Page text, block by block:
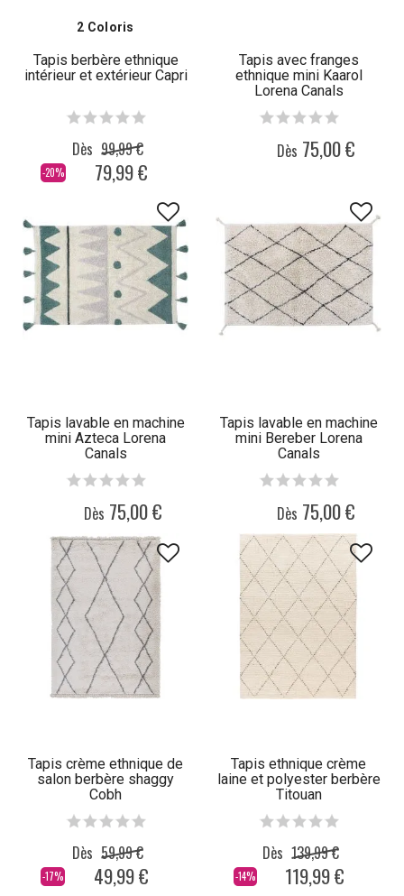
2 Coloris
Tapis berbère ethnique
intérieur et extérieur Capri
-20%
Dès 99,99 €
79,99 €
Tapis avec franges
ethnique mini Kaarol
Lorena Canals
Dès 75,00 €
Tapis lavable en machine
mini Azteca Lorena
Canals
Dès 75,00 €
Tapis lavable en machine
mini Bereber Lorena
Canals
Dès 75,00 €
Tapis crème ethnique de
salon berbère shaggy
Cobh
-17%
Dès 59,99 €
49,99 €
Tapis ethnique crème
laine et polyester berbère
Titouan
-14%
Dès 139,99 €
119,99 €